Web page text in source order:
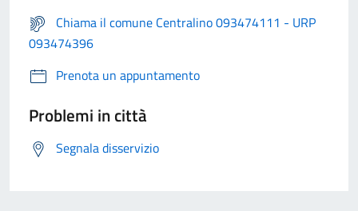
Chiama il comune Centralino 093474111 - URP
093474396
Prenota un appuntamento
Problemi in città
Segnala disservizio